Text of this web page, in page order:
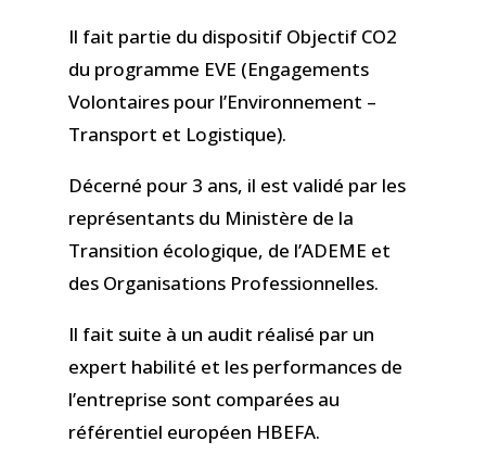
Il fait partie du dispositif Objectif CO2
du programme EVE (Engagements
Volontaires pour l’Environnement –
Transport et Logistique).
Décerné pour 3 ans, il est validé par les
représentants du Ministère de la
Transition écologique, de l’ADEME et
des Organisations Professionnelles.
Il fait suite à un audit réalisé par un
expert habilité et les performances de
l’entreprise sont comparées au
référentiel européen HBEFA.